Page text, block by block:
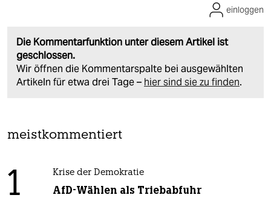
Die Kommentarfunktion unter diesem Artikel ist
geschlossen.
Wir öffnen die Kommentarspalte bei ausgewählten
Artikeln für etwa drei Tage – hier sind sie zu finden.
einloggen
meistkommentiert
1 Krise der Demokratie
AfD-Wählen als Triebabfuhr